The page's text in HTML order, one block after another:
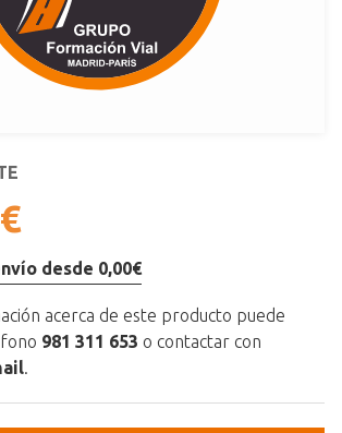
desde 0,00€
acerca de este producto puede
981 311 653 o contactar con
.